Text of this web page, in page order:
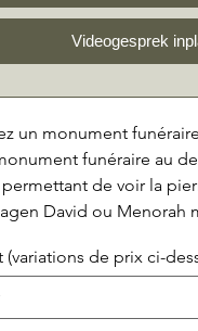
Videogesprek
un monument
funéraire au
de voir la
David ou Menorah
en trois
au
de prix ci-